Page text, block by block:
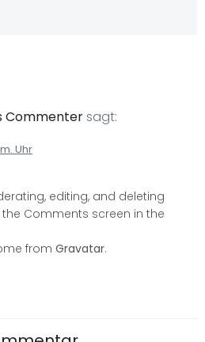
Commentersagt:
Uhr
editing, and deleting
Comments screen in the
from Gravatar.